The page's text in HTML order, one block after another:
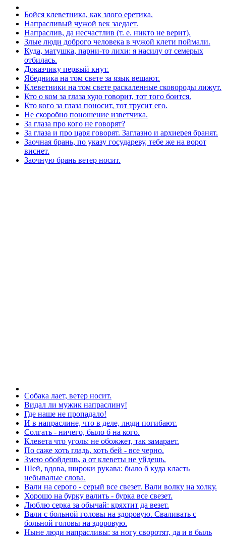
Бойся клеветника, как злого еретика.
Напрасливый чужой век заедает.
Напраслив, да несчастлив (т. е. никто не верит).
Злые люди доброго человека в чужой клети поймали.
Куда, матушка, парни-то лихи: я насилу от семерых
отбилась.
Доказчику первый кнут.
Ябедника на том свете за язык вешают.
Клеветники на том свете раскаленные сковороды лижут.
Кто о ком за глаза худо говорит, тот того боится.
Кто кого за глаза поносит, тот трусит его.
Не скоробно поношение изветчика.
За глаза про кого не говорят?
За глаза и про царя говорят. Заглазно и архиерея бранят.
Заочная брань, по указу государеву, тебе же на ворот
виснет.
Заочную брань ветер носит.
Собака лает, ветер носит.
Видал ли мужик напраслину!
Где наше не пропадало!
И в напраслине, что в деле, люди погибают.
Солгать - ничего, было б на кого.
Клевета что уголь: не обожжет, так замарает.
По саже хоть гладь, хоть бей - все черно.
Змею обойдешь, а от клеветы не уйдешь.
Шей, вдова, широки рукава: было б куда класть
небывалые слова.
Вали на серого - серый все свезет. Вали волку на холку.
Хорошо на бурку валить - бурка все свезет.
Люблю серка за обычай: кряхтит да везет.
Вали с больной головы на здоровую. Сваливать с
больной головы на здоровую.
Ныне люди напрасливы: за ногу своротят, да и в быль